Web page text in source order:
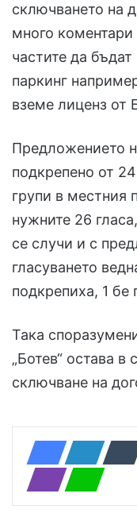
сключването на
много
частите да
паркинг
вземе лиценз от
Предложението
подкрепено от
групи в местния
нужните 26
се случи и с
гласуването
подкрепиха, 1 бе
Така
„Ботев“ остава в
сключване на